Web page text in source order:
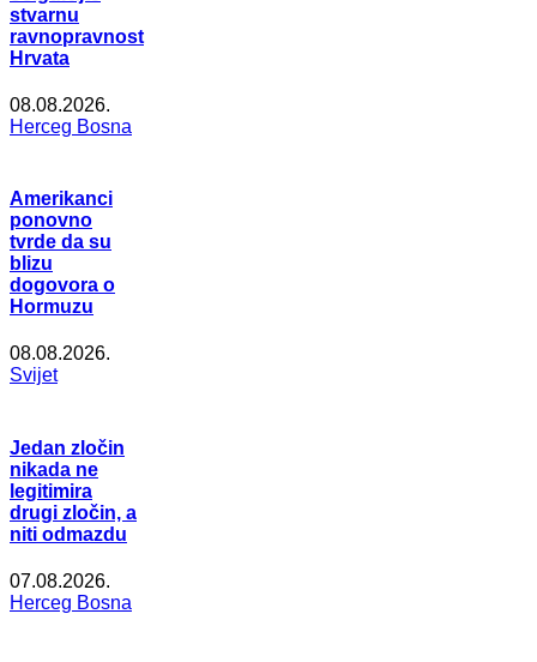
stvarnu
ravnopravnost
Hrvata
08.08.2026.
Herceg Bosna
Amerikanci
ponovno
tvrde da su
blizu
dogovora o
Hormuzu
08.08.2026.
Svijet
Jedan zločin
nikada ne
legitimira
drugi zločin, a
niti odmazdu
07.08.2026.
Herceg Bosna